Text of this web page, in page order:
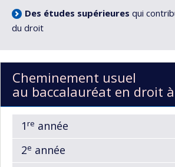
Des études supérieures qui
du droit
Cheminement usuel
au baccalauréat en droit
1re année
2e année